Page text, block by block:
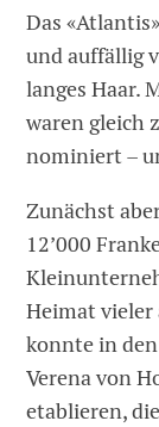
Das
und auffällig
langes Haar.
waren gleich
nominiert –
Zunächst
12’000
Heimat vieler
konnte in
Verena von
etablieren,